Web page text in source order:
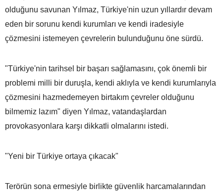
olduğunu savunan Yılmaz, Türkiye'nin uzun yıllardır devam
eden bir sorunu kendi kurumları ve kendi iradesiyle
çözmesini istemeyen çevrelerin bulunduğunu öne sürdü.
"Türkiye'nin tarihsel bir başarı sağlamasını, çok önemli bir
problemi milli bir duruşla, kendi aklıyla ve kendi kurumlarıyla
çözmesini hazmedemeyen birtakım çevreler olduğunu
bilmemiz lazım" diyen Yılmaz, vatandaşlardan
provokasyonlara karşı dikkatli olmalarını istedi.
"Yeni bir Türkiye ortaya çıkacak"
Terörün sona ermesiyle birlikte güvenlik harcamalarından